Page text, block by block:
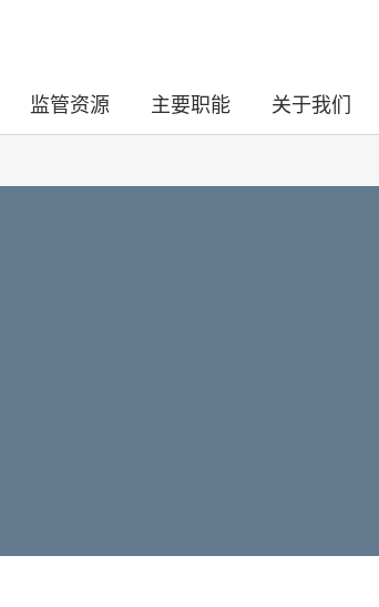
监管资源 主要职能 关于我们